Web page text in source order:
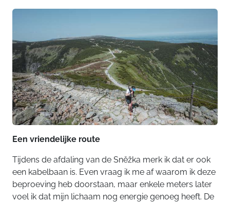
Een vriendelijke route
Tijdens de afdaling van de Sněžka merk ik dat er ook
een kabelbaan is. Even vraag ik me af waarom ik deze
beproeving heb doorstaan, maar enkele meters later
voel ik dat mijn lichaam nog energie genoeg heeft. De